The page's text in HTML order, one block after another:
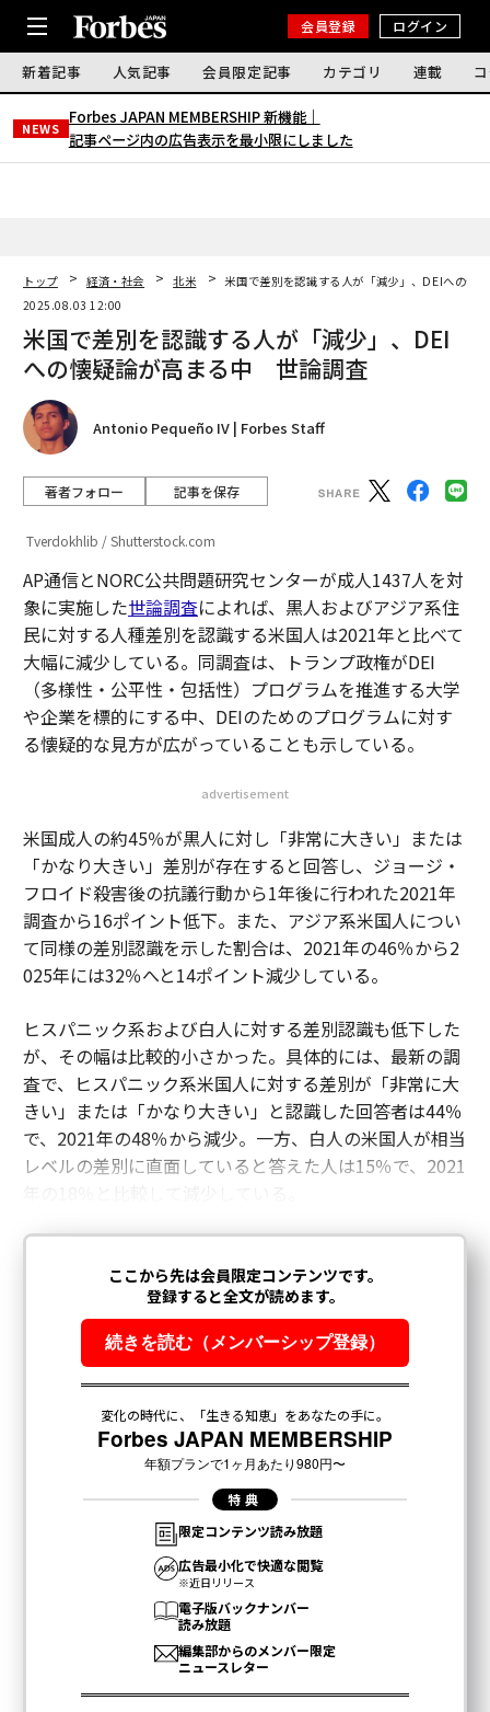
会員登録 ログイン
新着記事 人気記事 会員限定記事 カテゴリ 連載
NEWS
Forbes JAPAN MEMBERSHIP 新機能｜
記事ページ内の広告表示を最小限にしました
トップ 経済・社会 北米
米国で差別を認識する人が「減少」、DEIへの懐
2025.08.03 12:00
米国で差別を認識する人が「減少」、DEI
への懐疑論が高まる中 世論調査
Antonio Pequeño IV | Forbes Staff
著者フォロー 記事を保存
Tverdokhlib / Shutterstock.com
AP通信とNORC公共問題研究センターが成人1437人を対
象に実施した世論調査によれば、黒人およびアジア系住
民に対する人種差別を認識する米国人は2021年と比べて
大幅に減少している。同調査は、トランプ政権がDEI
（多様性・公平性・包括性）プログラムを推進する大学
や企業を標的にする中、DEIのためのプログラムに対す
る懐疑的な見方が広がっていることも示している。
advertisement
米国成人の約45％が黒人に対し「非常に大きい」または
「かなり大きい」差別が存在すると回答し、ジョージ・
フロイド殺害後の抗議行動から1年後に行われた2021年
調査から16ポイント低下。また、アジア系米国人につい
て同様の差別認識を示した割合は、2021年の46％から2
025年には32％へと14ポイント減少している。
ヒスパニック系および白人に対する差別認識も低下した
が、その幅は比較的小さかった。具体的には、最新の調
査で、ヒスパニック系米国人に対する差別が「非常に大
きい」または「かなり大きい」と認識した回答者は44％
で、2021年の48％から減少。一方、白人の米国人が相当
レベルの差別に直面していると答えた人は15％で、2021